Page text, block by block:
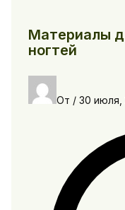
Материалы
ногтей
От / 30 июля,